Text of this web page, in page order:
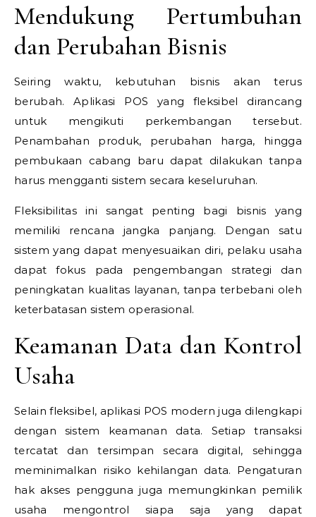
Mendukung Pertumbuhan
dan Perubahan Bisnis
Seiring waktu, kebutuhan bisnis akan terus
berubah. Aplikasi POS yang fleksibel dirancang
untuk mengikuti perkembangan tersebut.
Penambahan produk, perubahan harga, hingga
pembukaan cabang baru dapat dilakukan tanpa
harus mengganti sistem secara keseluruhan.
Fleksibilitas ini sangat penting bagi bisnis yang
memiliki rencana jangka panjang. Dengan satu
sistem yang dapat menyesuaikan diri, pelaku usaha
dapat fokus pada pengembangan strategi dan
peningkatan kualitas layanan, tanpa terbebani oleh
keterbatasan sistem operasional.
Keamanan Data dan Kontrol
Usaha
Selain fleksibel, aplikasi POS modern juga dilengkapi
dengan sistem keamanan data. Setiap transaksi
tercatat dan tersimpan secara digital, sehingga
meminimalkan risiko kehilangan data. Pengaturan
hak akses pengguna juga memungkinkan pemilik
usaha mengontrol siapa saja yang dapat